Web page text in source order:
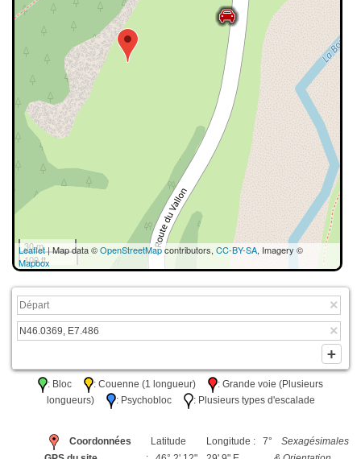
30 m
100 ft
Leaflet| Map data ©OpenStreetMapcontributors, CC-BY-SA, Imagery ©
Mapbox
: Bloc : Couenne (1 longueur)
: Grande voie (Plusieurs
longueurs)
: Psychobloc : Plusieurs types d'escalade
Coordonnées
Latitude
Longitude : 7°
Sexagésimales